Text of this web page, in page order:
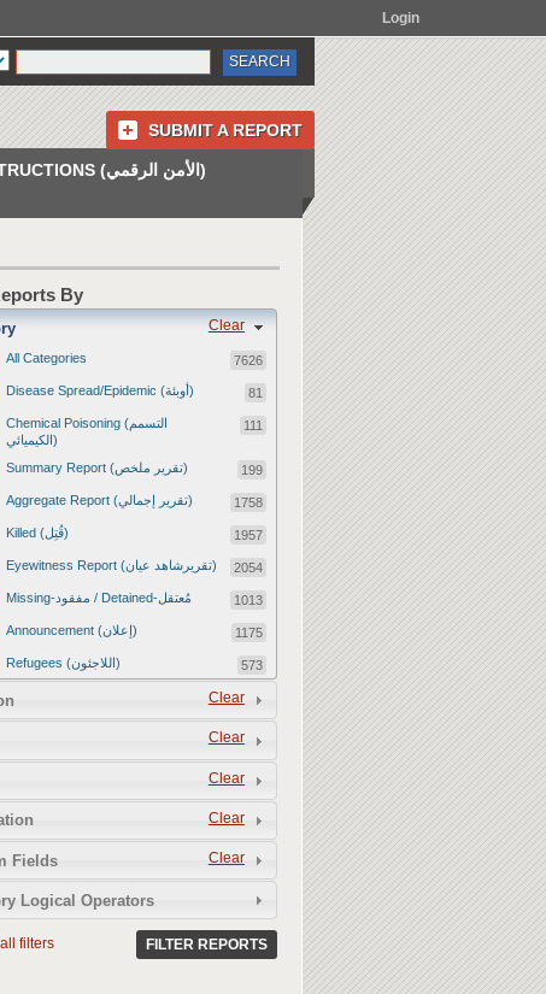
Login
SUBMIT A REPORT
INSTRUCTIONS (الأمن الرقمي)
By
Clear
All Categories 7626
Disease Spread/Epidemic (أوبئة) 81
Chemical Poisoning (التسمم
الكيميائي)
111
Summary Report (تقرير ملخص) 199
Aggregate Report (تقرير إجمالي) 1758
Killed (قُتِل) 1957
Eyewitness Report (تقريرشاهد عيان) 2054
Missing-مفقود / Detained-مُعتقل 1013
Announcement (إعلان) 1175
Refugees (اللاجئون) 573
1672
Revenge Killings (القتل بدافع الانتقام) 11
2
13
Clear
Clear
Clear
Clear
Clear
Fields
Logical Operators
filters FILTER REPORTS